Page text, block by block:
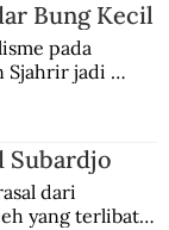
Sun Yat-sen.
Bung Kecil
pada
Sjahrir jadi
Subardjo
dari
yang terlibat